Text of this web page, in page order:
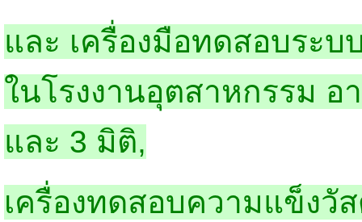
และ เครื่องมือทดสอบระ
ในโรงงานอุตสาหกรรม
และ 3 มิติ,
เครื่องทดสอบความแข็งวั